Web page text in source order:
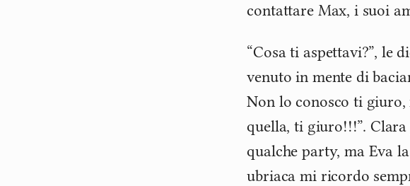
contattare Max, i suoi
“Cosa ti aspettavi?”, le
venuto in mente di
Non lo conosco ti
quella, ti giuro!!!”. Clara
qualche party, ma Eva
ubriaca mi ricordo